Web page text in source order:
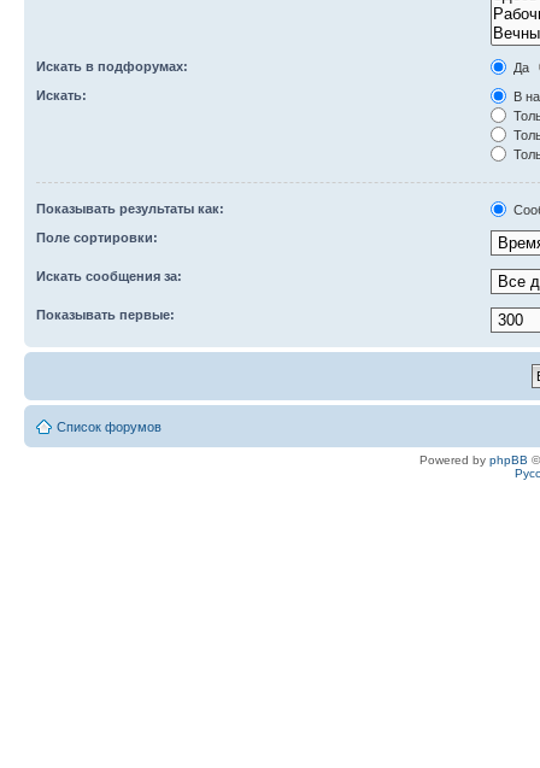
Искать в подфорумах:
Да
Искать:
В
Показывать результаты как:
Поле сортировки:
Искать сообщения за:
Показывать первые:
Список форумов
Powered by phpBB